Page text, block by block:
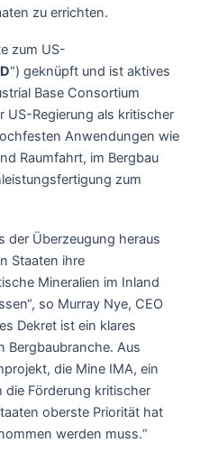
zu errichten.
zum US-
“) geknüpft und ist aktives
Base Consortium
US-Regierung als kritischer
Anwendungen wie
Raumfahrt, im Bergbau
zum
der Überzeugung heraus
Staaten ihre
Mineralien im Inland
so Murray Nye, CEO
Dekret ist ein klares
Bergbaubranche. Aus
die Mine IMA, ein
die Förderung kritischer
oberste Priorität hat
werden muss.“